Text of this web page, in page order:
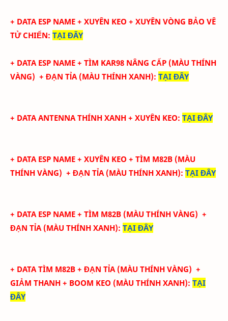
+ DATA ESP NAME + XUYÊN KEO + XUYÊN VÒNG BẢO VÊ
TỬ CHIẾN: TẠI ĐÂY
+ DATA ESP NAME + TÌM KAR98 NÂNG CẤP (MÀU THÍNH
VÀNG) + ĐẠN TỈA (MÀU THÍNH XANH): TẠI ĐÂY
+ DATA ANTENNA THÍNH XANH + XUYÊN KEO: TẠI ĐÂY
+ DATA ESP NAME + XUYÊN KEO + TÌM M82B (MÀU
THÍNH VÀNG) + ĐẠN TỈA (MÀU THÍNH XANH): TẠI ĐÂY
+ DATA ESP NAME + TÌM M82B (MÀU THÍNH VÀNG) +
ĐẠN TỈA (MÀU THÍNH XANH): TẠI ĐÂY
+ DATA TÌM M82B + ĐẠN TỈA (MÀU THÍNH VÀNG) +
GIẢM THANH + BOOM KEO (MÀU THÍNH XANH): TẠI
ĐÂY